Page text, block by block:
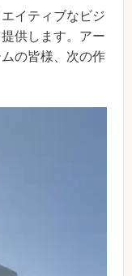
イティブなビジ
供します。アー
の皆様、次の作